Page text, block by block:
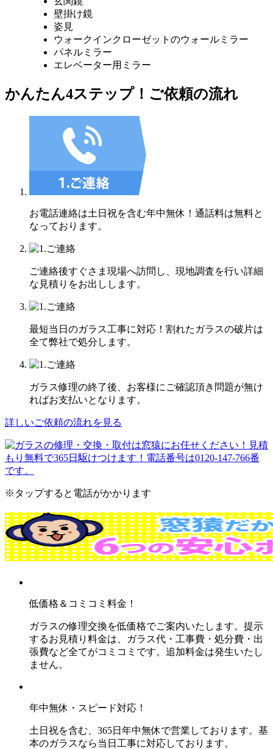
壁掛け鏡
姿見
ウォークインクローゼットのウォールミラー
パネルミラー
エレベーター用ミラー
かんたん4ステップ！ ご依頼の流れ
お電話連絡は土日祝を含む年中無休！通話料は無料と
なっております。
ご連絡後すぐさま現場へ訪問し、現地調査を行い詳細
な見積りをお出しします。
最短当日のガラス工事に対応！割れたガラスの破片は
全て弊社で処分します。
ガラス修理の終了後、お客様にご確認頂き問題が無け
ればお支払いとなります。
詳しいご依頼の流れを見る
※タップすると電話がかかります
低価格＆コミコミ料金！
ガラスの修理交換を低価格でご案内いたします。提示
するお見積り料金は、ガラス代・工事費・処分費・出
張費など全てがコミコミです。追加料金は発生いたし
ません。
年中無休・スピード対応！
土日祝を含む、365日年中無休で営業しております。基
本のガラスなら当日工事に対応しております。